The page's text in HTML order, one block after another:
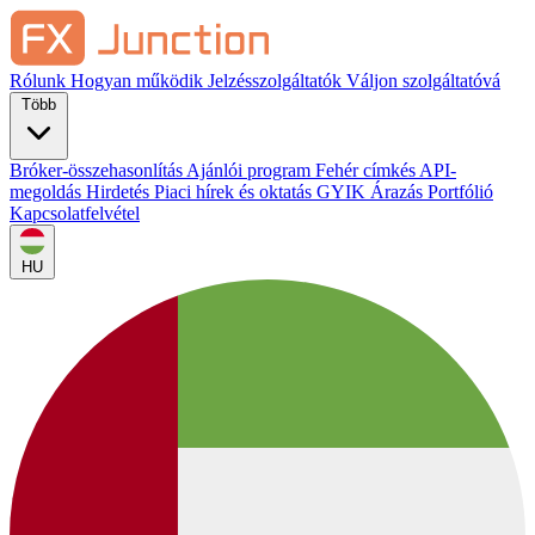
Rólunk Hogyan működik Jelzésszolgáltatók Váljon szolgáltatóvá
Bróker-összehasonlítás Ajánlói program Fehér címkés API-
megoldás Hirdetés Piaci hírek és oktatás GYIK Árazás Portfólió
Kapcsolatfelvétel
HU